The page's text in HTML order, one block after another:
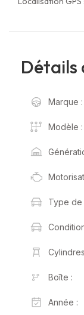
Détails
Marque :
Modèle :
Type de
Boîte :
Année :